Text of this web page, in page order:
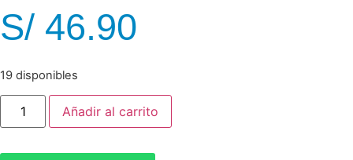
S/ 46.90
19 disponibles
Añadir al carrito